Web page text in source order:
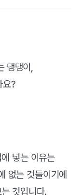
댕댕이,
요?
넣는 이유는
없는 것들이기에
것입니다.